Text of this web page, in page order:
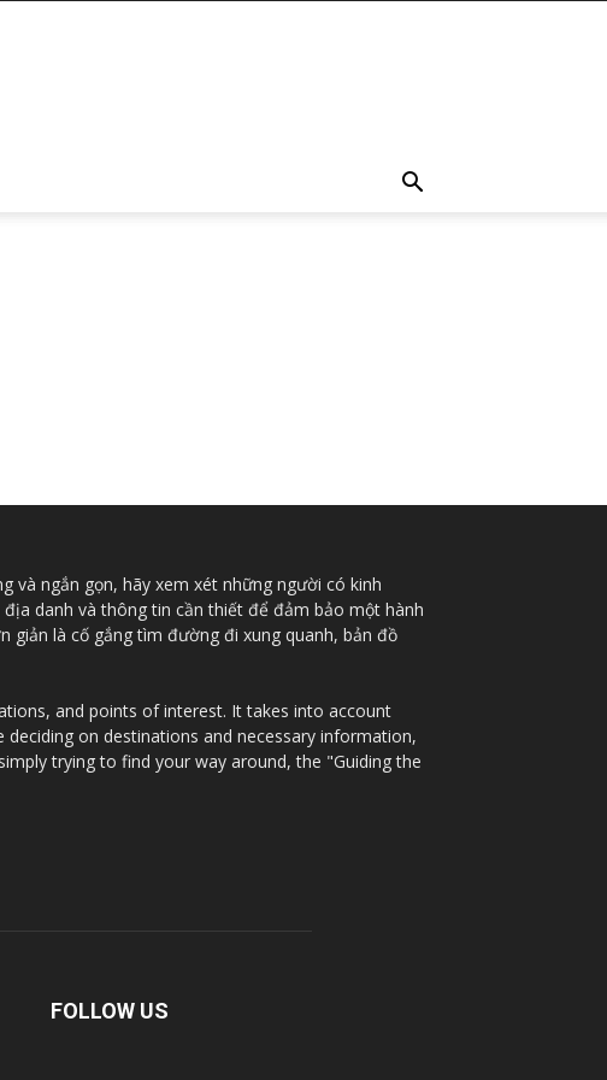
ngắn gọn, hãy xem xét những người có kinh
danh và thông tin cần thiết để đảm bảo một hành
là cố gắng tìm đường đi xung quanh, bản đồ
and points of interest. It takes into account
on destinations and necessary information,
trying to find your way around, the "Guiding the
FOLLOW US